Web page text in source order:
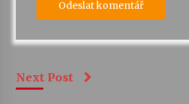
Next Post